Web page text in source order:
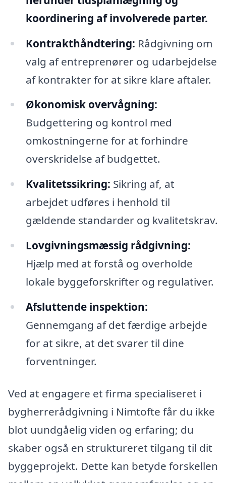
koordinering af involverede parter.
Kontrakthåndtering: Rådgivning om
valg af entreprenører og udarbejdelse
af kontrakter for at sikre klare aftaler.
Økonomisk overvågning:
Budgettering og kontrol med
omkostningerne for at forhindre
overskridelse af budgettet.
Kvalitetssikring: Sikring af, at
arbejdet udføres i henhold til
gældende standarder og kvalitetskrav.
Lovgivningsmæssig rådgivning:
Hjælp med at forstå og overholde
lokale byggeforskrifter og regulativer.
Afsluttende inspektion:
Gennemgang af det færdige arbejde
for at sikre, at det svarer til dine
forventninger.
Ved at engagere et firma specialiseret i
bygherrerådgivning i Nimtofte får du ikke
blot uundgåelig viden og erfaring; du
skaber også en struktureret tilgang til dit
byggeprojekt. Dette kan betyde forskellen